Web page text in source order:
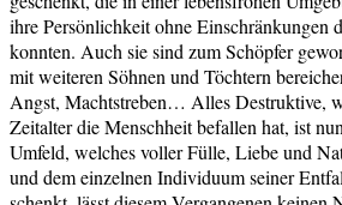
ihre Persönlichkeit ohne Einschränkungen
konnten. Auch sie sind zum Schöpfer
mit weiteren Söhnen und Töchtern
Angst, Machtstreben… Alles Destruktive,
Zeitalter die Menschheit befallen hat, ist
Umfeld, welches voller Fülle, Liebe und
und dem einzelnen Individuum seiner